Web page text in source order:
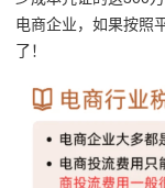
电商企业，如果按照
了！